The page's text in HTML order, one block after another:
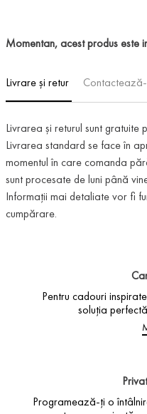
Momentan, acest produs este
Livrare și retur
Livrarea și returul sunt gratuite
Livrarea standard se face în
momentul în care comanda
sunt procesate de luni până
Informații mai detaliate vor fi
cumpărare.
Pentru cadouri
soluția
Programează-ți o